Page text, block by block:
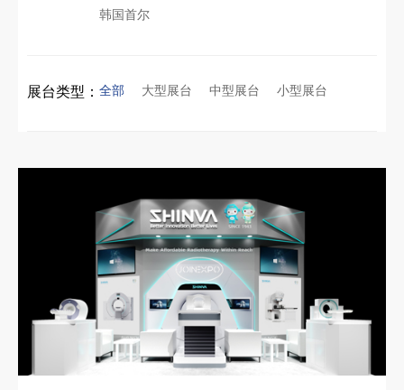
韩国首尔
展台类型： 全部 大型展台 中型展台 小型展台
公司国外参展总结报告参考模板范文